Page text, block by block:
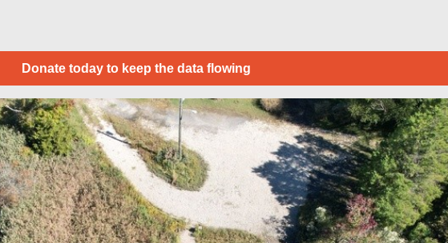
Donate today to keep the data flowing